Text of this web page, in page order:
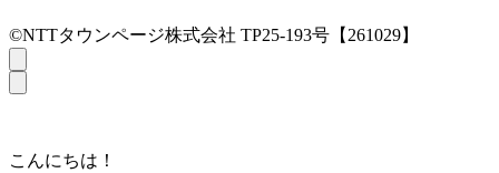
©NTTタウンページ株式会社 TP25-193号【261029】
こんにちは！